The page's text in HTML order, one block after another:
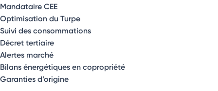
Mandataire CEE
Optimisation du Turpe
Suivi des consommations
Décret tertiaire
Alertes marché
Bilans énergétiques en copropriété
Garanties d’origine